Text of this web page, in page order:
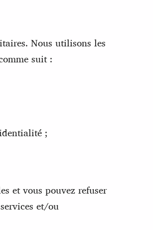
Nous utilisons les
suit :
;
et vous pouvez refuser
et/ou